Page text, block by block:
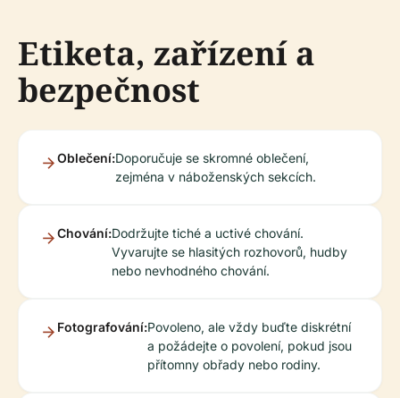
Etiketa, zařízení a
bezpečnost
Oblečení:Doporučuje se skromné oblečení,
zejména v náboženských sekcích.
Chování:Dodržujte tiché a uctivé chování.
Vyvarujte se hlasitých rozhovorů, hudby
nebo nevhodného chování.
Fotografování:Povoleno, ale vždy buďte diskrétní
a požádejte o povolení, pokud jsou
přítomny obřady nebo rodiny.